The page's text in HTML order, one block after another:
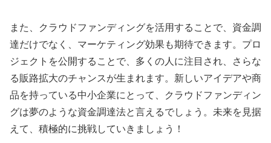
また、クラウドファンディングを活用することで、資金調
達だけでなく、マーケティング効果も期待できます。プロ
ジェクトを公開することで、多くの人に注目され、さらな
る販路拡大のチャンスが生まれます。新しいアイデアや商
品を持っている中小企業にとって、クラウドファンディン
グは夢のような資金調達法と言えるでしょう。未来を見据
えて、積極的に挑戦していきましょう！